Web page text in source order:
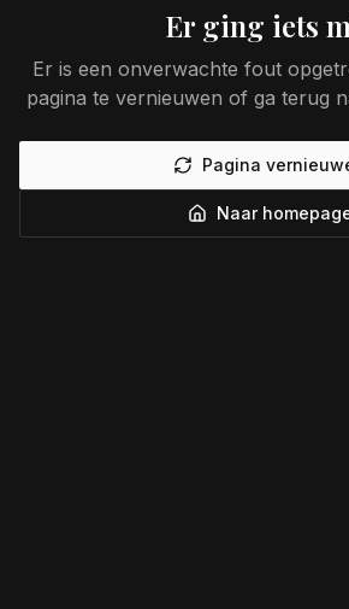
Er ging iets
Er is een onverwachte fout
pagina te vernieuwen of ga terug
Pagina
Naar